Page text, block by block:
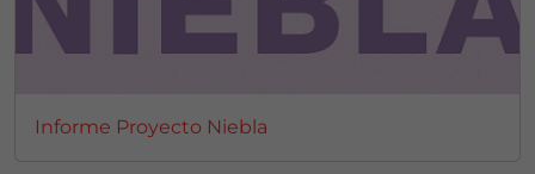
Informe Proyecto Niebla